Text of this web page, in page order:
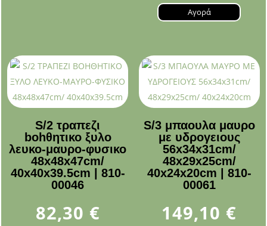
Αγορά
S/2 τραπεζι
bohθητικο ξυλο
λευκο-μαυρο-φυσικο
48x48x47cm/
40x40x39.5cm | 810-
00046
82,30 €
S/3 μπαουλα μαυρο
με υδρογειους
56x34x31cm/
48x29x25cm/
40x24x20cm | 810-
00061
149,10 €